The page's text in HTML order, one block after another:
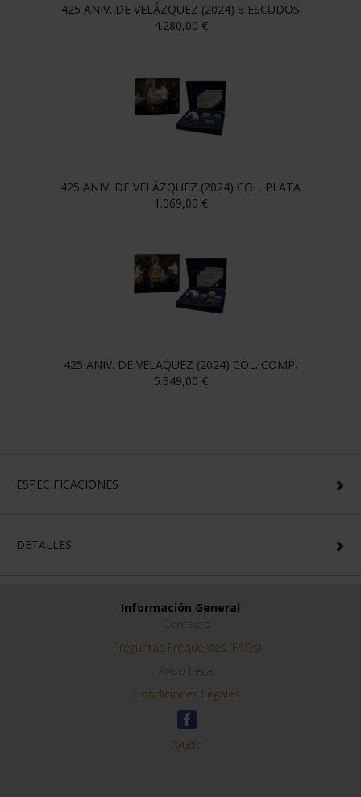
425 ANIV. DE VELÁZQUEZ (2024) 8 ESCUDOS
4.280,00 €
425 ANIV. DE VELÁZQUEZ (2024) COL. PLATA
1.069,00 €
425 ANIV. DE VELÁQUEZ (2024) COL. COMP.
5.349,00 €
ESPECIFICACIONES
DETALLES
Información General
Contacto
Preguntas Frequentes (FAQs)
Aviso Legal
Condiciones Legales
Ayuda